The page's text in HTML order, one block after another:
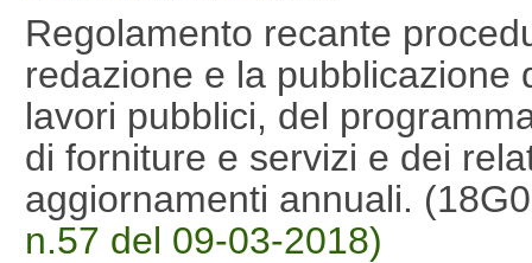
Regolamento recante
redazione e la pubblicazione
lavori pubblici, del
di forniture e servizi e dei
aggiornamenti annuali.
n.57 del 09-03-2018)